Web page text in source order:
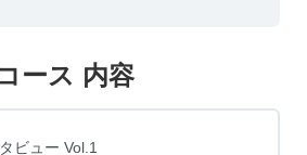
ース 内容
ビュー Vol.1